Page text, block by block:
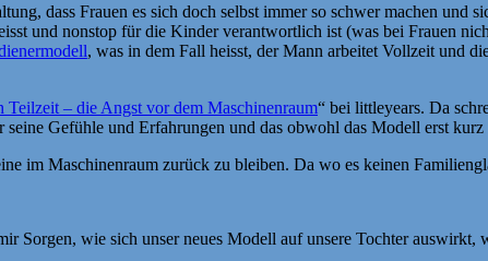
dass Frauen es sich doch selbst immer so schwer machen
und nonstop für die Kinder verantwortlich ist (was bei Frauen
, was in dem Fall heisst, der Mann arbeitet Vollzeit und
Teilzeit – die Angst vor dem Maschinenraum“ bei littleyears. Da
seine Gefühle und Erfahrungen und das obwohl das Modell erst
im Maschinenraum zurück zu bleiben. Da wo es keinen
Sorgen, wie sich unser neues Modell auf unsere Tochter auswirkt,